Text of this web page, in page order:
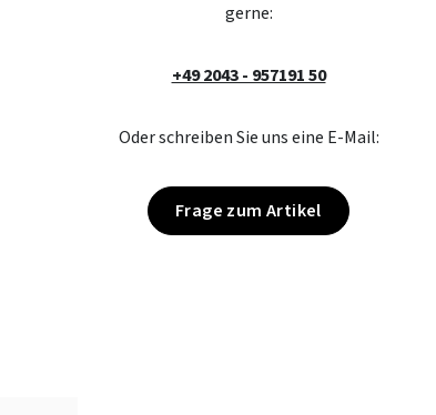
gerne:
+49 2043 - 957191 50
Oder schreiben Sie uns eine E-Mail:
Frage zum Artikel